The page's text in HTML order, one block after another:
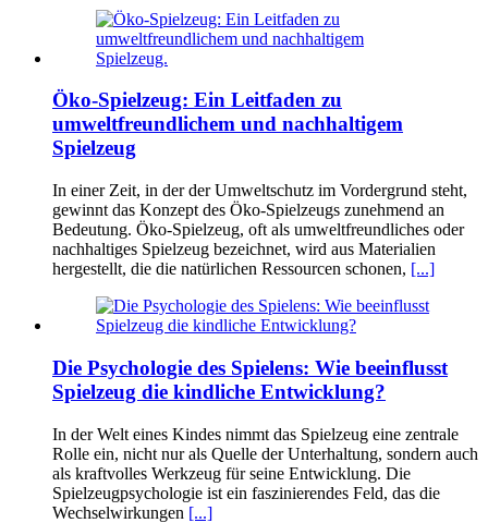
Öko-Spielzeug: Ein Leitfaden zu
umweltfreundlichem und nachhaltigem
Spielzeug
In einer Zeit, in der der Umweltschutz im Vordergrund steht,
gewinnt das Konzept des Öko-Spielzeugs zunehmend an
Bedeutung. Öko-Spielzeug, oft als umweltfreundliches oder
nachhaltiges Spielzeug bezeichnet, wird aus Materialien
hergestellt, die die natürlichen Ressourcen schonen, [...]
Die Psychologie des Spielens: Wie beeinflusst
Spielzeug die kindliche Entwicklung?
In der Welt eines Kindes nimmt das Spielzeug eine zentrale
Rolle ein, nicht nur als Quelle der Unterhaltung, sondern auch
als kraftvolles Werkzeug für seine Entwicklung. Die
Spielzeugpsychologie ist ein faszinierendes Feld, das die
Wechselwirkungen [...]